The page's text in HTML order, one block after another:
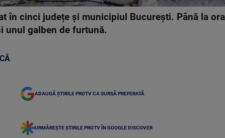
în cinci județe și municipiul București. Până la
unul galben de furtună.
ADAUGĂ ȘTIRILE PROTV CA SURSĂ PREFERATĂ
URMĂREȘTE ȘTIRILE PROTV ÎN GOOGLE DISCOVER